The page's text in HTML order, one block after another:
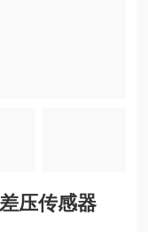
压传感器